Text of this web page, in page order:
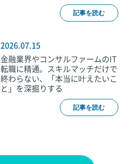
記事を読む
2026.07.15
金融業界やコンサルファームのIT
転職に精通。スキルマッチだけで
終わらない、「本当に叶えたいこ
と」を深掘りする
記事を読む